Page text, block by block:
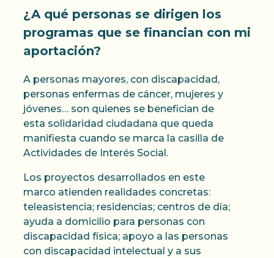
¿A qué personas se dirigen los
programas que se financian con mi
aportación?
A personas mayores, con discapacidad,
personas enfermas de cáncer, mujeres y
jóvenes… son quienes se benefician de
esta solidaridad ciudadana que queda
manifiesta cuando se marca la casilla de
Actividades de Interés Social.
Los proyectos desarrollados en este
marco atienden realidades concretas:
teleasistencia; residencias; centros de día;
ayuda a domicilio para personas con
discapacidad física; apoyo a las personas
con discapacidad intelectual y a sus